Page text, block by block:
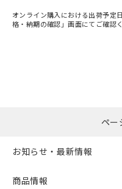
オンライン購入における出荷予定
格・納期の確認」画面にてご確認
ペー
お知らせ・最新情報
商品情報